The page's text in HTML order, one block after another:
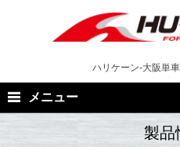
ハリケーン-大阪単
メニュー